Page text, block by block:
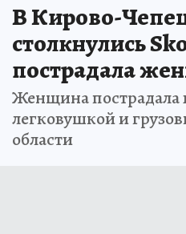
В Кирово-
столкнулись
пострадала
Женщина пострадала
легковушкой и
области